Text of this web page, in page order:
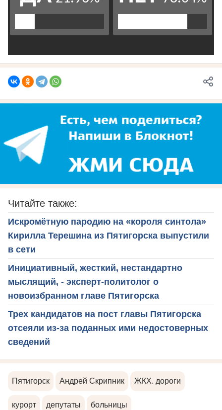
Читайте также:
Искромётную пародию на «короля синтола»
Кирилла Терешина из Пятигорска выпустили
в сети
Инициативный, жесткий, нестандартно
мыслящий, - эксперт-политолог о
новоизбранном главе Пятигорска
Трех кандидатов на пост главы Пятигорска
отсеяли из-за поданных ими недостоверных
сведений
Пятигорск Андрей Скрипник ЖКХ. дороги
курорт депутаты больницы